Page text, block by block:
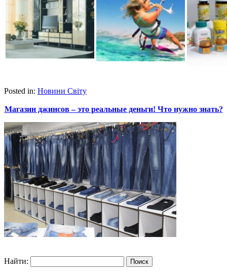
Posted in: Новини Світу
Магазин джинсов – это реальные деньги! Что нужно знать?
Найти: